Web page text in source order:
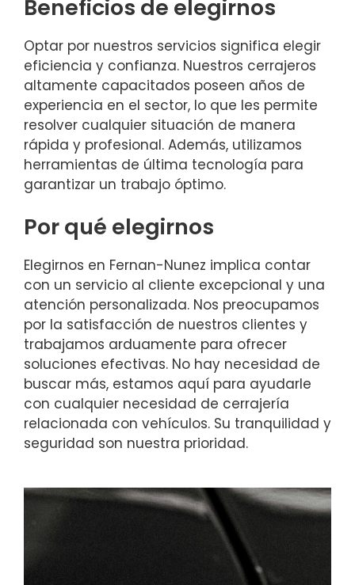
Beneficios de elegirnos
Optar por nuestros servicios significa elegir
eficiencia y confianza. Nuestros cerrajeros
altamente capacitados poseen años de
experiencia en el sector, lo que les permite
resolver cualquier situación de manera
rápida y profesional. Además, utilizamos
herramientas de última tecnología para
garantizar un trabajo óptimo.
Por qué elegirnos
Elegirnos en Fernan-Nunez implica contar
con un servicio al cliente excepcional y una
atención personalizada. Nos preocupamos
por la satisfacción de nuestros clientes y
trabajamos arduamente para ofrecer
soluciones efectivas. No hay necesidad de
buscar más, estamos aquí para ayudarle
con cualquier necesidad de cerrajería
relacionada con vehículos. Su tranquilidad y
seguridad son nuestra prioridad.